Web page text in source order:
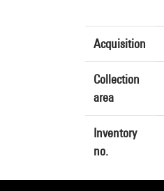
Acquisition
Collection
area
Inventory
no.